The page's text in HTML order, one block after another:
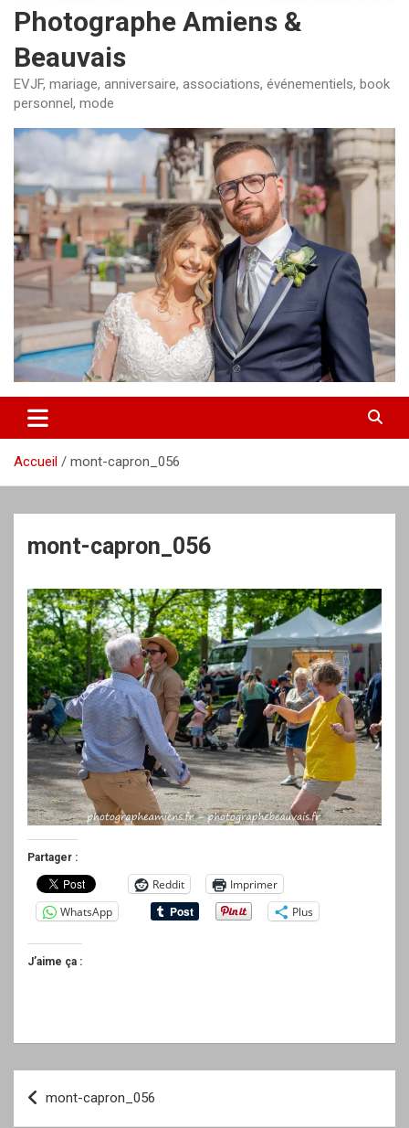
Photographe Amiens &
Beauvais
EVJF, mariage, anniversaire, associations, événementiels, book
personnel, mode
Accueil mont-capron_056
mont-capron_056
Partager :
Reddit
Imprimer
WhatsApp
Plus
J’aime ça :
Navigation
de
mont-capron_056